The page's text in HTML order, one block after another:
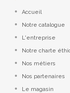
Accueil
Notre catalogue
L'entreprise
Notre charte
Nos métiers
Nos partenaires
Le magasin